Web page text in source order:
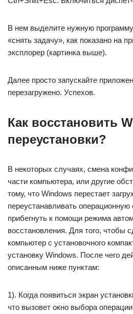
В нем выделите нужную
«снять задачу», как показано на
эксплорер (картинка выше).
Далее просто запускайте
перезагружено. Успехов.
Как восстановить
переустановки?
В некоторых случаях, смена
части компьютера, или другие
тому, что Windows перестает
переустанавливать
прибегнуть к помощи режима
восстановления. Для того, чтобы
компьютер с установочного
установку Windows. После чего
описанным ниже пунктам:
1). Когда появиться экран
что вызовет окно выбора